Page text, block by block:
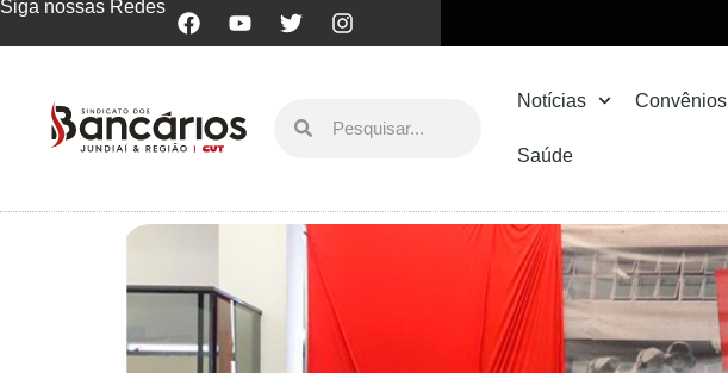
Siga nossas Redes
Notícias Convênios
Saúde